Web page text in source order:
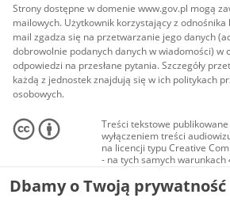
Strony dostępne w domenie www.gov.pl mogą
mailowych. Użytkownik korzystający z
mail zgadza się na przetwarzanie jego danych
dobrowolnie podanych danych w wiadomości) w
odpowiedzi na przesłane pytania. Szczegóły
każdą z jednostek znajdują się w ich politykach
osobowych.
Treści tekstowe
wyłączeniem treści
na licencji typu Creative
- na tych samych warunkach
Materiały audiowizualne, w
audio i wideo, są
Creative Commons: uznanie
Dbamy o Twoją prywatność